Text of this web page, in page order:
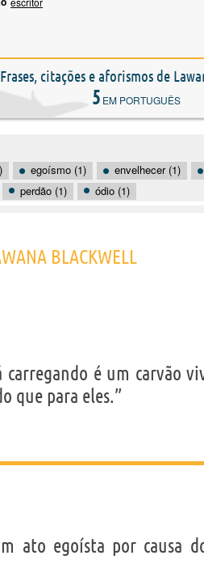
Frases, citações e aforismos de
5 EM PORTUGUÊS
egoísmo (1) envelhecer (1)
perdão (1) ódio (1)
BLACKWELL
carregando é um carvão
que para eles.”
ato egoísta por causa